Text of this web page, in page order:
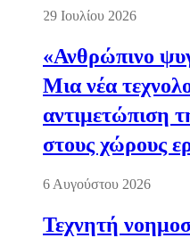
29 Ιουλίου 2026
«Ανθρώπινο
Μια νέα
αντιμετώπιση
στους χώρους
6 Αυγούστου 2026
Τεχνητή